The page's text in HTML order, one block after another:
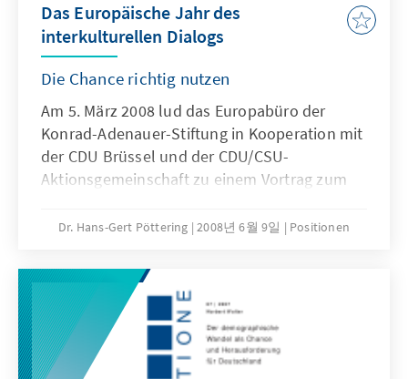
Das Europäische Jahr des
interkulturellen Dialogs
Die Chance richtig nutzen
Am 5. März 2008 lud das Europabüro der
Konrad-Adenauer-Stiftung in Kooperation mit
der CDU Brüssel und der CDU/CSU-
Aktionsgemeinschaft zu einem Vortrag zum
interkulturellen Dialogs – Die Chance richtig
Europäischen Parlaments, Professor Dr. Hans-
Gert Pöttering, der sich bereits seit langem
persönlich diesem Thema verpflichtet
fühlt.Auch für die Konrad-Adenauer-Stiftung
ist der interkulturelle Dialog von besonderer
Dr. Hans-Gert Pöttering 2008년 6월 9일 Positionen